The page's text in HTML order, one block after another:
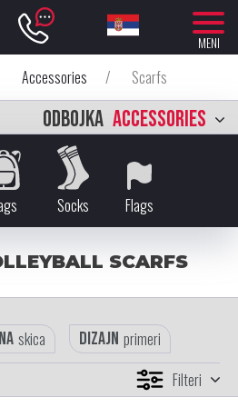
MENI
Accessories / Scarfs
ODBOJKA ACCESSORIES
Socks Flags
SCARFS
skica Dizajn primeri
Filteri